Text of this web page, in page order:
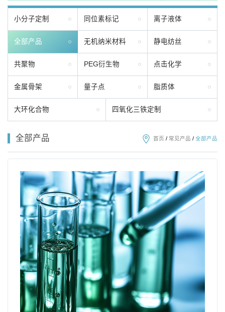
小分子定制 同位素标记 离子液体
全部产品 无机纳米材料 静电纺丝
共聚物 PEG衍生物 点击化学
金属骨架 量子点 脂质体
大环化合物 四氧化三铁定制
全部产品 首页 / 常见产品 / 全部产品